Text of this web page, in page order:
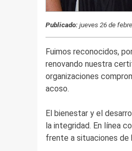
Publicado:jueves 26 de
Fuimos reconocidos,
renovando nuestra
organizaciones
acoso.
El bienestar y el
la integridad. En línea
frente a situaciones de